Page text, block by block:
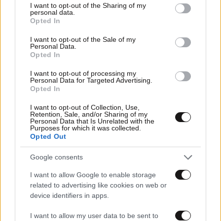
not limited to your visit or usage behaviour. You may click to
grant or deny consent to Google and its third-party tags to
use your data for below specified purposes in below Google
consent section.
I want to opt-out of the Sharing of my
personal data.
Opted In
I want to opt-out of the Sale of my
Personal Data.
Opted In
I want to opt-out of processing my
Personal Data for Targeted Advertising.
Opted In
I want to opt-out of Collection, Use,
Retention, Sale, and/or Sharing of my
Personal Data that Is Unrelated with the
Purposes for which it was collected.
Opted Out
Google consents
I want to allow Google to enable storage
related to advertising like cookies on web or
device identifiers in apps.
I want to allow my user data to be sent to
18·05·2023 11:12
παράσταση για τον γιο μου»